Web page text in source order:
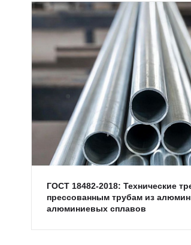
ГОСТ 18482-2018: Технические
прессованным трубам из
алюминиевых сплавов